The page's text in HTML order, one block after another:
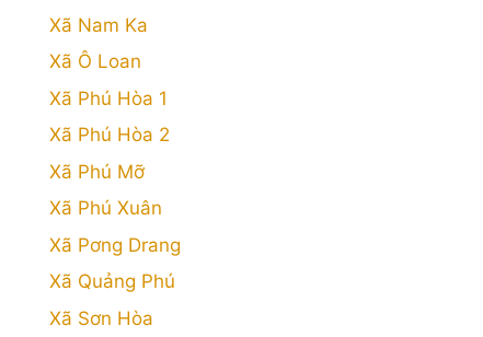
Xã Nam Ka
Xã Ô Loan
Xã Phú Hòa 1
Xã Phú Hòa 2
Xã Phú Mỡ
Xã Phú Xuân
Xã Pơng Drang
Xã Quảng Phú
Xã Sơn Hòa